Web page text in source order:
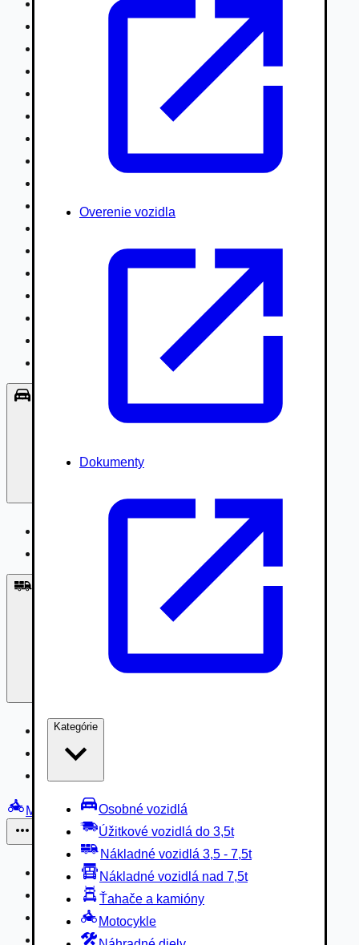
Overenie vozidla
Dokumenty
Kategórie
Osobné vozidlá
Úžitkové vozidlá do 3,5t
Nákladné vozidlá 3,5 - 7,5t
Nákladné vozidlá nad 7,5t
Ťahače a kamióny
Motocykle
Nákladné vozidlá nad 7,5t
Vodné/Snežné skútre, štvorkolky
Poľnohospodárske vozidlá / stroje
Hydraulické ruky autožeriavy
Špeciály/nosiče kontajnerov
Návesy/prívesy nadstavby
Lode/člny, lietadlá/vznášadlá
Príslušenstvo, Oblečenie
Nákladné vozidlá 3,5 - 7,5t
Nákladné vozidlá nad 7,5t
Motocykle
Náhradné diely
Autobusy
Vodné/Snežné skútre, štvorkolky
Obytné prívesy autokaravany / bufety